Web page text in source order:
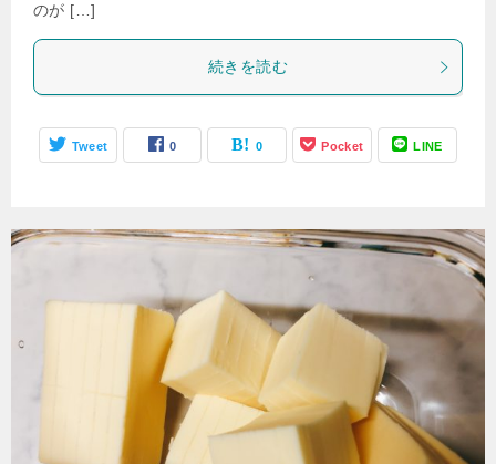
のが […]
続きを読む
Tweet 0 0 Pocket LINE